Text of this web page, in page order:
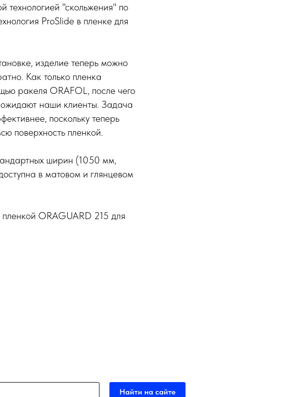
технологией "скольжения" по
ProSlide в пленке для
изделие теперь можно
Как только пленка
ракеля ORAFOL, после чего
наши клиенты. Задача
поскольку теперь
поверхность пленкой.
ширин (1050 мм,
в матовом и глянцевом
ORAGUARD 215 для
Найти на сайте